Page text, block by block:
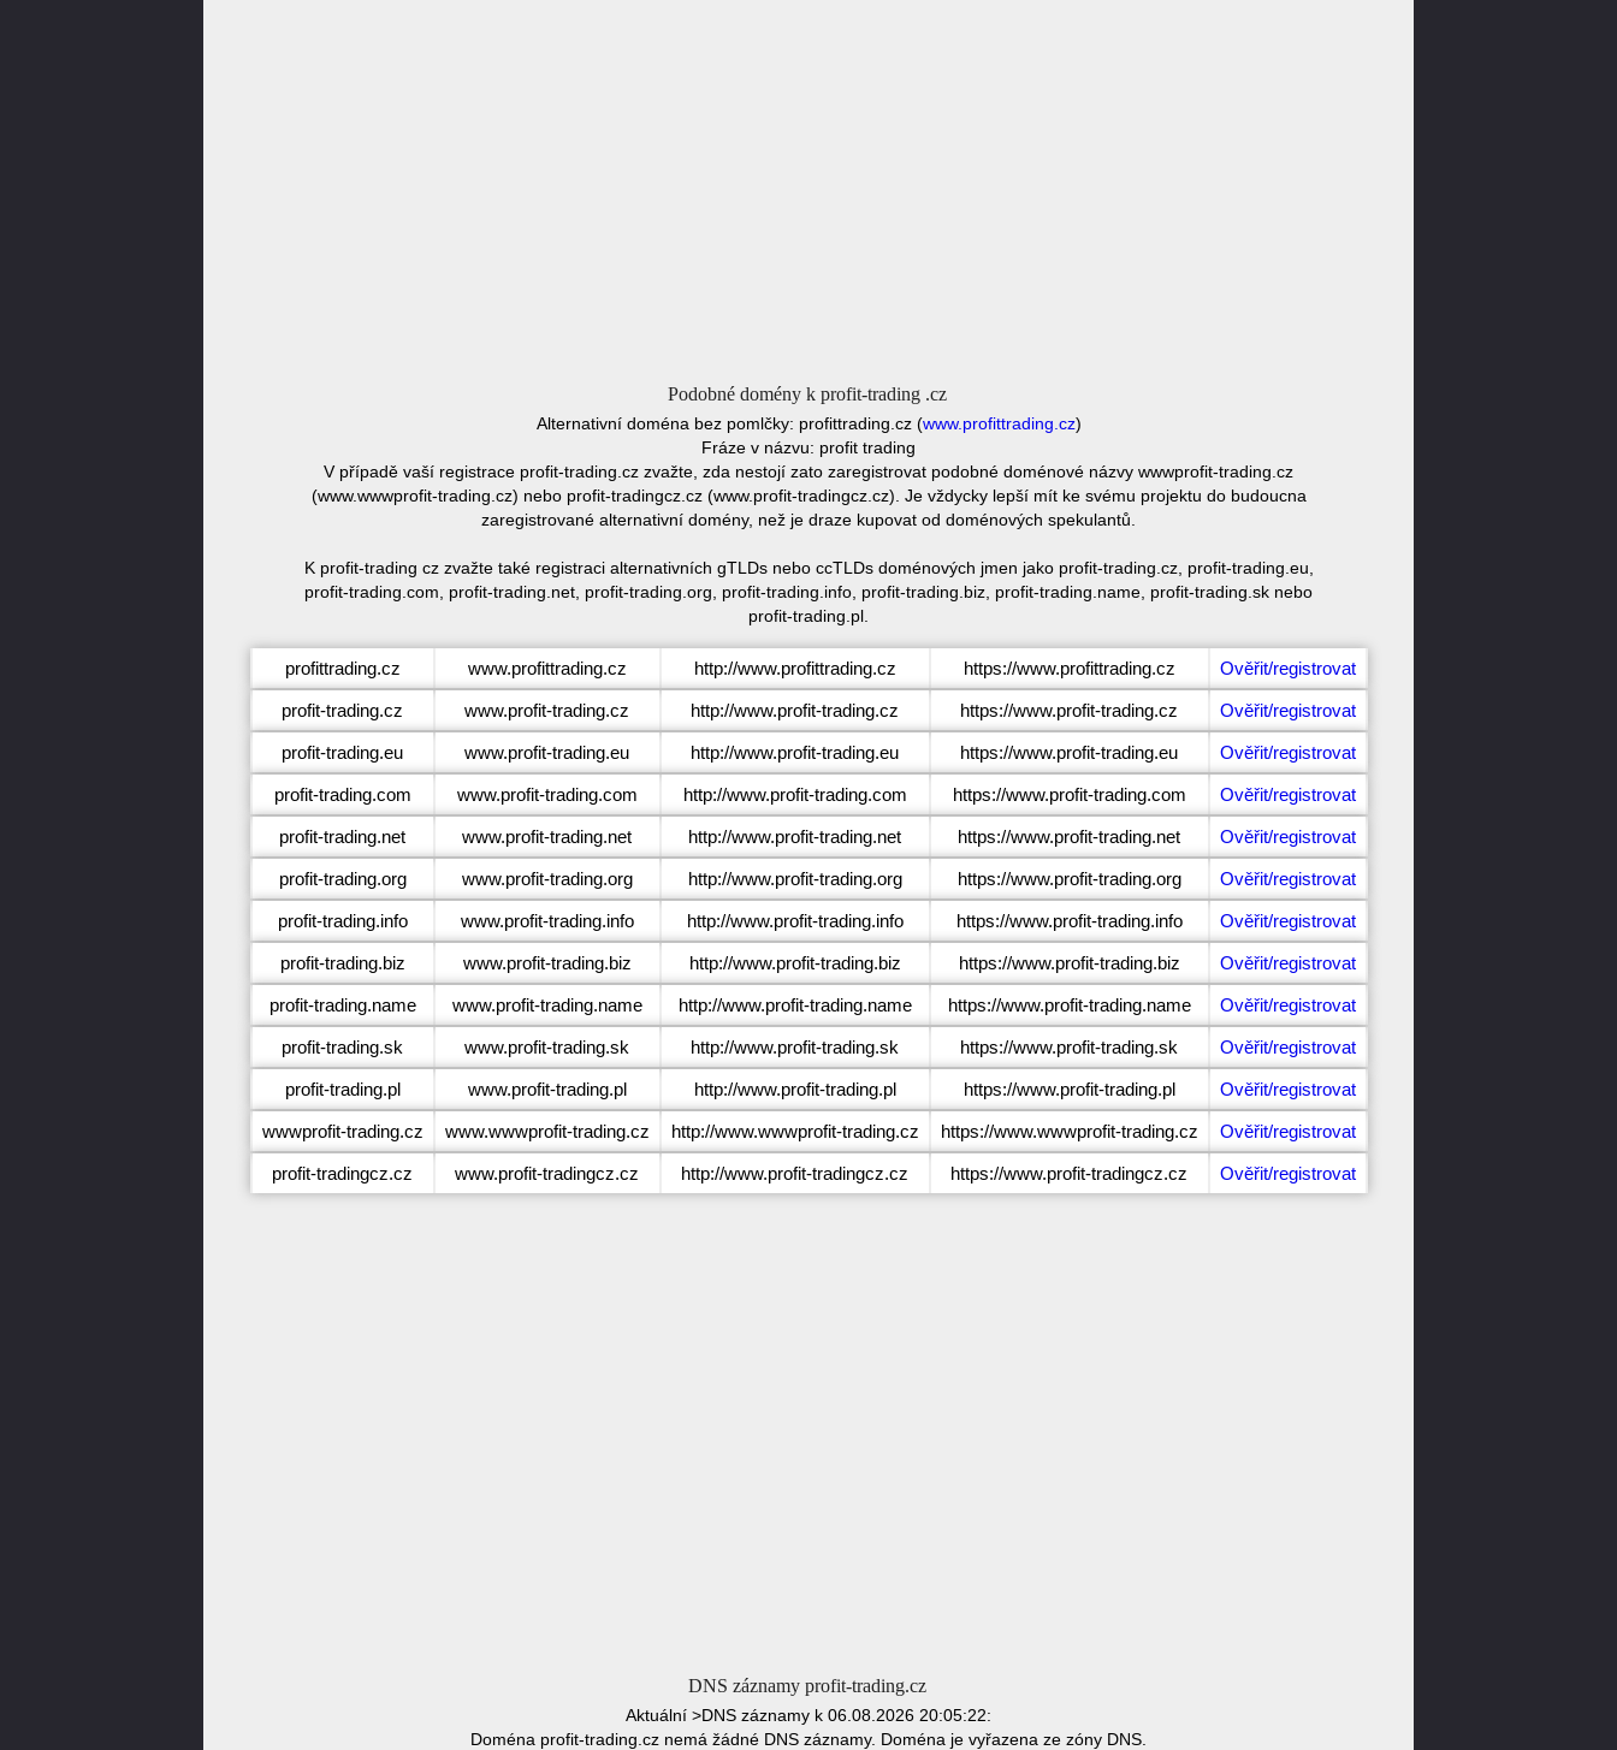
Podobné domény k profit-trading .cz
Alternativní doména bez pomlčky: profittrading.cz (www.profittrading.cz)
Fráze v názvu: profit trading
V případě vaší registrace profit-trading.cz zvažte, zda nestojí zato zaregistrovat podobné doménové názvy wwwprofit-trading.cz
(www.wwwprofit-trading.cz) nebo profit-tradingcz.cz (www.profit-tradingcz.cz). Je vždycky lepší mít ke svému projektu do budoucna
zaregistrované alternativní domény, než je draze kupovat od doménových spekulantů.
K profit-trading cz zvažte také registraci alternativních gTLDs nebo ccTLDs doménových jmen jako profit-trading.cz, profit-trading.eu,
profit-trading.com, profit-trading.net, profit-trading.org, profit-trading.info, profit-trading.biz, profit-trading.name, profit-trading.sk nebo
profit-trading.pl.
profittrading.cz www.profittrading.cz http://www.profittrading.cz https://www.profittrading.cz Ověřit/registrovat
profit-trading.cz www.profit-trading.cz http://www.profit-trading.cz https://www.profit-trading.cz Ověřit/registrovat
profit-trading.eu www.profit-trading.eu http://www.profit-trading.eu https://www.profit-trading.eu Ověřit/registrovat
profit-trading.com www.profit-trading.com http://www.profit-trading.com https://www.profit-trading.com Ověřit/registrovat
profit-trading.net www.profit-trading.net http://www.profit-trading.net https://www.profit-trading.net Ověřit/registrovat
profit-trading.org www.profit-trading.org http://www.profit-trading.org https://www.profit-trading.org Ověřit/registrovat
profit-trading.info www.profit-trading.info http://www.profit-trading.info https://www.profit-trading.info Ověřit/registrovat
profit-trading.biz www.profit-trading.biz http://www.profit-trading.biz https://www.profit-trading.biz Ověřit/registrovat
profit-trading.name www.profit-trading.name http://www.profit-trading.name https://www.profit-trading.name Ověřit/registrovat
profit-trading.sk www.profit-trading.sk http://www.profit-trading.sk https://www.profit-trading.sk Ověřit/registrovat
profit-trading.pl www.profit-trading.pl http://www.profit-trading.pl https://www.profit-trading.pl Ověřit/registrovat
wwwprofit-trading.cz www.wwwprofit-trading.cz http://www.wwwprofit-trading.cz https://www.wwwprofit-trading.cz Ověřit/registrovat
profit-tradingcz.cz www.profit-tradingcz.cz http://www.profit-tradingcz.cz https://www.profit-tradingcz.cz Ověřit/registrovat
DNS záznamy profit-trading.cz
Aktuální >DNS záznamy k 06.08.2026 20:05:22:
Doména profit-trading.cz nemá žádné DNS záznamy. Doména je vyřazena ze zóny DNS.